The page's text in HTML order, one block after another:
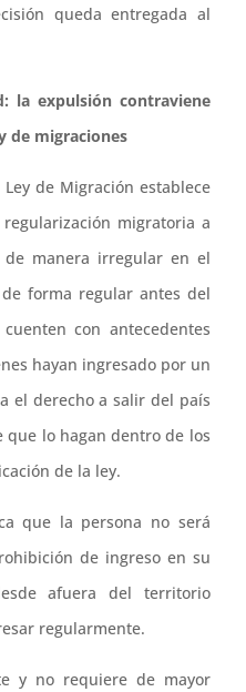
queda entregada al
la expulsión contraviene
de migraciones
de Migración establece
migratoria a
manera irregular en el
forma regular antes del
con antecedentes
hayan ingresado por un
el derecho a salir del país
que lo hagan dentro de los
de la ley.
que la persona no será
de ingreso en su
afuera del territorio
regularmente.
y no requiere de mayor